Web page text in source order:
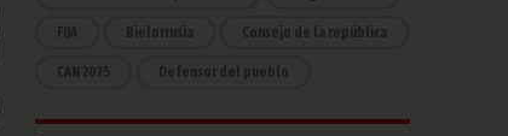
FIJA Bielorrusia Consejo de la república
CAN 2025 Defensor del pueblo